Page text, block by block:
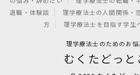
退職・体験談
理学療法士の人間関係・
方
理学療法士を目指す学生
理学療法士のためのお
むくたどっと